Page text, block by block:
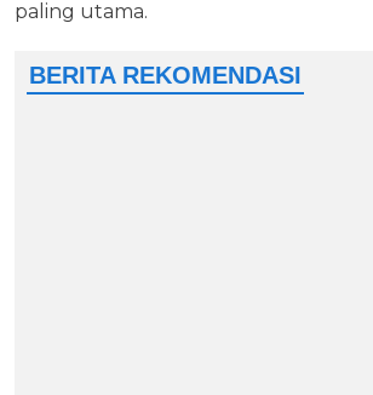
paling utama.